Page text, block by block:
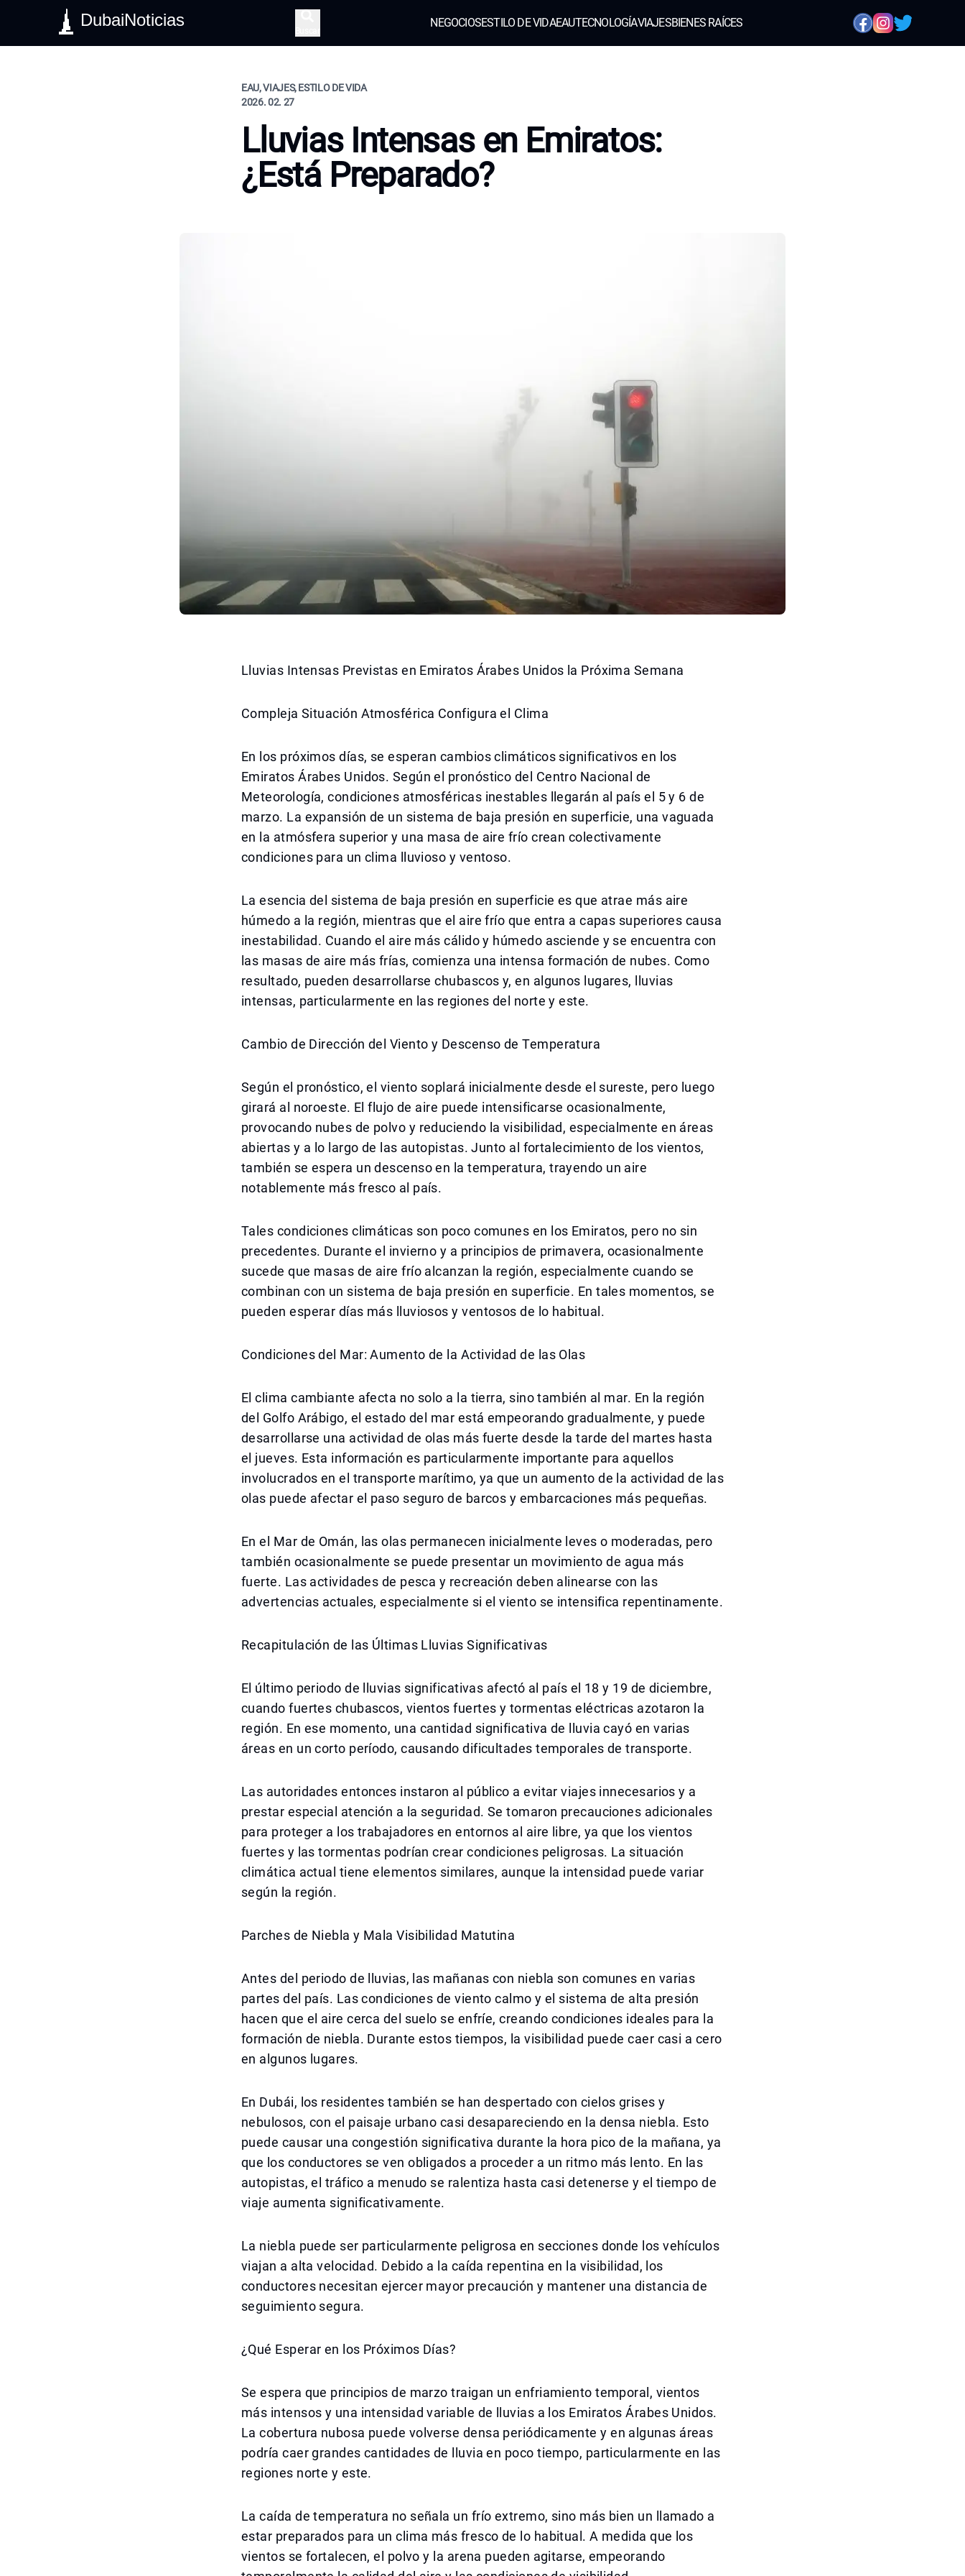
DubaiNoticias NEGOCIOSESTILO DE VIDAEAUTECNOLOGÍAVIAJESBIENES RAÍCES
EAU, VIAJES, ESTILO DE VIDA
2026. 02. 27
Lluvias Intensas en Emiratos:
¿Está Preparado?
Lluvias Intensas Previstas en Emiratos Árabes Unidos la Próxima Semana
Compleja Situación Atmosférica Configura el Clima
En los próximos días, se esperan cambios climáticos significativos en los
Emiratos Árabes Unidos. Según el pronóstico del Centro Nacional de
Meteorología, condiciones atmosféricas inestables llegarán al país el 5 y 6 de
marzo. La expansión de un sistema de baja presión en superficie, una vaguada
en la atmósfera superior y una masa de aire frío crean colectivamente
condiciones para un clima lluvioso y ventoso.
La esencia del sistema de baja presión en superficie es que atrae más aire
húmedo a la región, mientras que el aire frío que entra a capas superiores causa
inestabilidad. Cuando el aire más cálido y húmedo asciende y se encuentra con
las masas de aire más frías, comienza una intensa formación de nubes. Como
resultado, pueden desarrollarse chubascos y, en algunos lugares, lluvias
intensas, particularmente en las regiones del norte y este.
Cambio de Dirección del Viento y Descenso de Temperatura
Según el pronóstico, el viento soplará inicialmente desde el sureste, pero luego
girará al noroeste. El flujo de aire puede intensificarse ocasionalmente,
provocando nubes de polvo y reduciendo la visibilidad, especialmente en áreas
abiertas y a lo largo de las autopistas. Junto al fortalecimiento de los vientos,
también se espera un descenso en la temperatura, trayendo un aire
notablemente más fresco al país.
Tales condiciones climáticas son poco comunes en los Emiratos, pero no sin
precedentes. Durante el invierno y a principios de primavera, ocasionalmente
sucede que masas de aire frío alcanzan la región, especialmente cuando se
combinan con un sistema de baja presión en superficie. En tales momentos, se
pueden esperar días más lluviosos y ventosos de lo habitual.
Condiciones del Mar: Aumento de la Actividad de las Olas
El clima cambiante afecta no solo a la tierra, sino también al mar. En la región
del Golfo Arábigo, el estado del mar está empeorando gradualmente, y puede
desarrollarse una actividad de olas más fuerte desde la tarde del martes hasta
el jueves. Esta información es particularmente importante para aquellos
involucrados en el transporte marítimo, ya que un aumento de la actividad de las
olas puede afectar el paso seguro de barcos y embarcaciones más pequeñas.
En el Mar de Omán, las olas permanecen inicialmente leves o moderadas, pero
también ocasionalmente se puede presentar un movimiento de agua más
fuerte. Las actividades de pesca y recreación deben alinearse con las
advertencias actuales, especialmente si el viento se intensifica repentinamente.
Recapitulación de las Últimas Lluvias Significativas
El último periodo de lluvias significativas afectó al país el 18 y 19 de diciembre,
cuando fuertes chubascos, vientos fuertes y tormentas eléctricas azotaron la
región. En ese momento, una cantidad significativa de lluvia cayó en varias
áreas en un corto período, causando dificultades temporales de transporte.
Las autoridades entonces instaron al público a evitar viajes innecesarios y a
prestar especial atención a la seguridad. Se tomaron precauciones adicionales
para proteger a los trabajadores en entornos al aire libre, ya que los vientos
fuertes y las tormentas podrían crear condiciones peligrosas. La situación
climática actual tiene elementos similares, aunque la intensidad puede variar
según la región.
Parches de Niebla y Mala Visibilidad Matutina
Antes del periodo de lluvias, las mañanas con niebla son comunes en varias
partes del país. Las condiciones de viento calmo y el sistema de alta presión
hacen que el aire cerca del suelo se enfríe, creando condiciones ideales para la
formación de niebla. Durante estos tiempos, la visibilidad puede caer casi a cero
en algunos lugares.
En Dubái, los residentes también se han despertado con cielos grises y
nebulosos, con el paisaje urbano casi desapareciendo en la densa niebla. Esto
puede causar una congestión significativa durante la hora pico de la mañana, ya
que los conductores se ven obligados a proceder a un ritmo más lento. En las
autopistas, el tráfico a menudo se ralentiza hasta casi detenerse y el tiempo de
viaje aumenta significativamente.
La niebla puede ser particularmente peligrosa en secciones donde los vehículos
viajan a alta velocidad. Debido a la caída repentina en la visibilidad, los
conductores necesitan ejercer mayor precaución y mantener una distancia de
seguimiento segura.
¿Qué Esperar en los Próximos Días?
Se espera que principios de marzo traigan un enfriamiento temporal, vientos
más intensos y una intensidad variable de lluvias a los Emiratos Árabes Unidos.
La cobertura nubosa puede volverse densa periódicamente y en algunas áreas
podría caer grandes cantidades de lluvia en poco tiempo, particularmente en las
regiones norte y este.
La caída de temperatura no señala un frío extremo, sino más bien un llamado a
estar preparados para un clima más fresco de lo habitual. A medida que los
vientos se fortalecen, el polvo y la arena pueden agitarse, empeorando